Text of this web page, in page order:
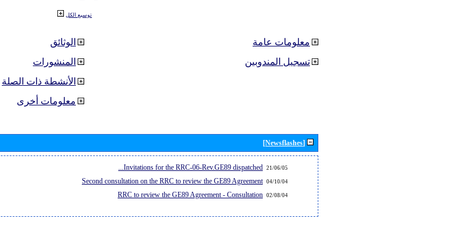
توسيع الكل
الوثائق
المنشورات
الأنشطة ذات الصلة
معلومات أخرى
معلومات عامة
تسجيل المندوبين
[Newsflashes]
21/06/05
Invitations for the RRC-06-Rev.GE89 dispatched...
04/10/04
Second consultation on the RRC to review the GE89 Agreement
02/08/04
RRC to review the GE89 Agreement - Consultation